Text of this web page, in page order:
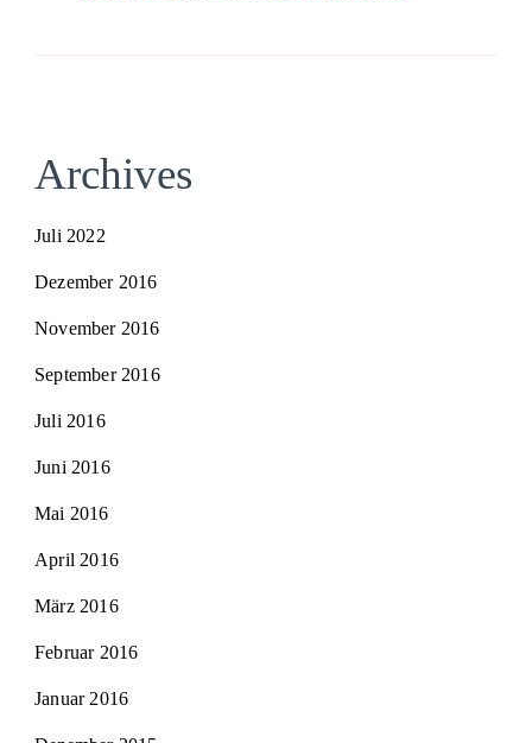
Archives
Juli 2022
Dezember 2016
November 2016
September 2016
Juli 2016
Juni 2016
Mai 2016
April 2016
März 2016
Februar 2016
Januar 2016